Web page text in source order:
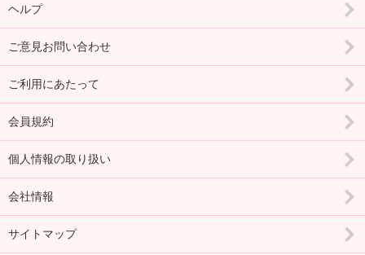
ヘルプ
ご意見お問い合わせ
ご利用にあたって
会員規約
個人情報の取り扱い
会社情報
サイトマップ